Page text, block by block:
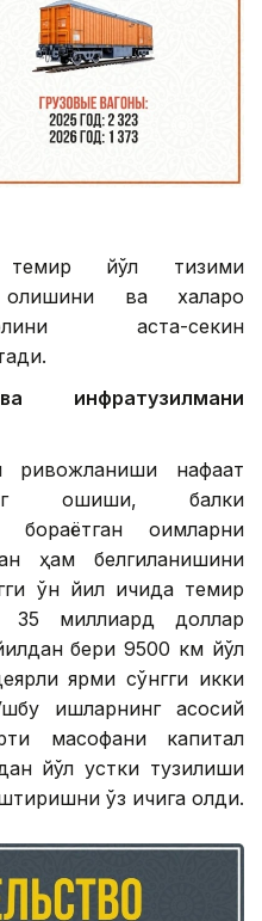
темир йўл тизими
қолишини ва халқаро
аста-секин
инфратузилмани
ривожланиши нафақат
ошиши, балки
бораётган оқимларни
ҳам белгиланишини
ўн йил ичида темир
35 миллиард доллар
бери 9500 км йўл
ярми сўнгги икки
ишларнинг асосий
масофани капитал
йўл устки тузилиши
ўз ичига олди.